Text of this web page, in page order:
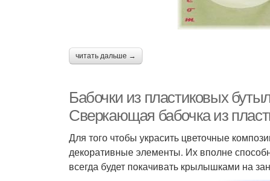
читать дальше →
Бабочки из пластиковых
Сверкающая бабочка из
Для того чтобы украсить цветочные
декоративные элементы. Их вполне
всегда будет покачивать крылышками на